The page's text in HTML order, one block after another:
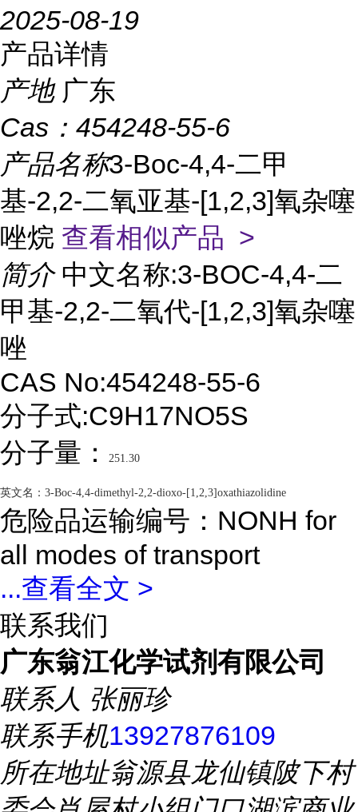
2025-08-19
产品详情
产地 广东
Cas： 454248-55-6
产品名称3-Boc-4,4-二甲
基-2,2-二氧亚基-[1,2,3]氧杂噻
唑烷 查看相似产品 >
简介 中文名称:3-BOC-4,4-二
甲基-2,2-二氧代-[1,2,3]氧杂噻
唑
CAS No:454248-55-6
分子式:C9H17NO5S
分子量：
251.30
英文名： 3-Boc-4,4-dimethyl-2,2-dioxo-[1,2,3]oxathiazolidine
危险品运输编号：NONH for
all modes of transport
...查看全文 >
联系我们
广东翁江化学试剂有限公司
联系人 张丽珍
联系手机13927876109
所在地址翁源县龙仙镇陂下村